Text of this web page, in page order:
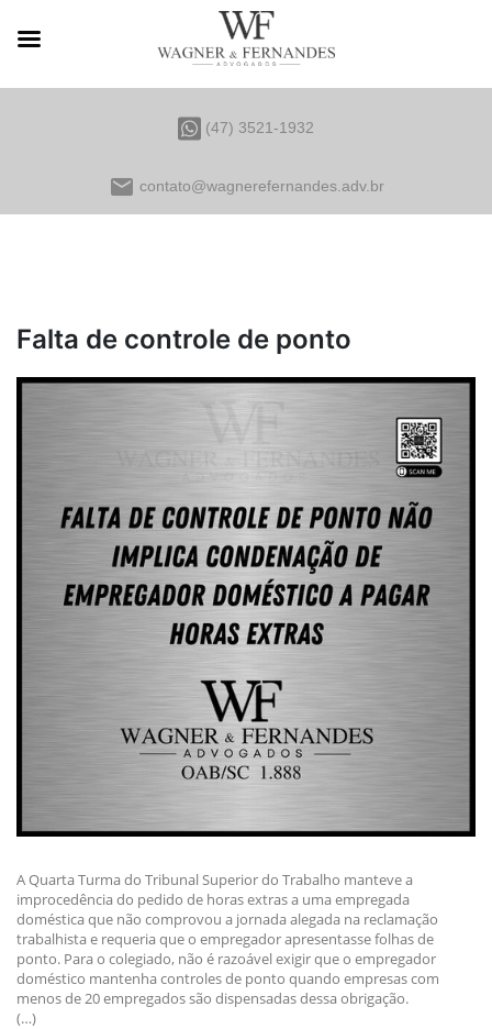
(47) 3521-1932
email contato@wagnerefernandes.adv.br
Falta de controle de ponto
A Quarta Turma do Tribunal Superior do Trabalho manteve a
improcedência do pedido de horas extras a uma empregada
doméstica que não comprovou a jornada alegada na reclamação
trabalhista e requeria que o empregador apresentasse folhas de
ponto. Para o colegiado, não é razoável exigir que o empregador
doméstico mantenha controles de ponto quando empresas com
menos de 20 empregados são dispensadas dessa obrigação.
(…)